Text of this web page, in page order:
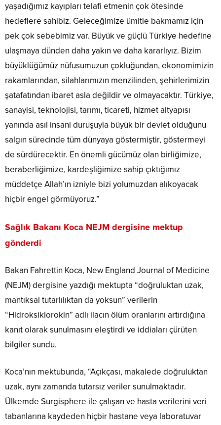
yaşadığımız kayıpları telafi etmenin çok ötesinde
hedeflere sahibiz. Geleceğimize ümitle bakmamız için
pek çok sebebimiz var. Büyük ve güçlü Türkiye hedefine
ulaşmaya dünden daha yakın ve daha kararlıyız. Bizim
büyüklüğümüz nüfusumuzun çokluğundan, ekonomimizin
rakamlarından, silahlarımızın menzilinden, şehirlerimizin
şatafatından ibaret asla değildir ve olmayacaktır. Türkiye,
sanayisi, teknolojisi, tarımı, ticareti, hizmet altyapısı
yanında asıl insani duruşuyla büyük bir devlet olduğunu
salgın sürecinde tüm dünyaya göstermiştir, göstermeyi
de sürdürecektir. En önemli gücümüz olan birliğimize,
beraberliğimize, kardeşliğimize sahip çıktığımız
müddetçe Allah’ın izniyle bizi yolumuzdan alıkoyacak
hiçbir engel görmüyoruz.”
Sağlık Bakanı Koca NEJM dergisine mektup
gönderdi
Bakan Fahrettin Koca, New England Journal of Medicine
(NEJM) dergisine yazdığı mektupta “doğruluktan uzak,
mantıksal tutarlılıktan da yoksun” verilerin
“Hidroksiklorokin” adlı ilacın ölüm oranlarını artırdığına
kanıt olarak sunulmasını eleştirdi ve iddiaları çürüten
bilgiler sundu.
Koca’nın mektubunda, “Açıkçası, makalede doğruluktan
uzak, aynı zamanda tutarsız veriler sunulmaktadır.
Ülkemde Surgisphere ile çalışan ve hasta verilerini veri
tabanlarına kaydeden hiçbir hastane veya laboratuvar